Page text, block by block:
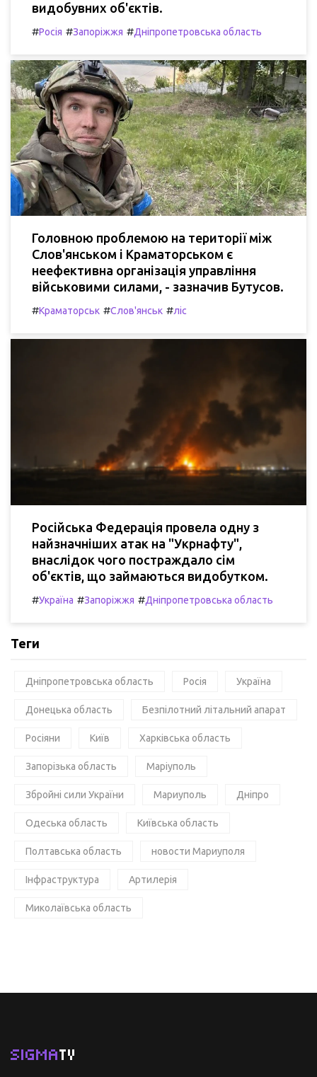
видобувних об'єктів.
#Росія #Запоріжжя #Дніпропетровська область
Головною проблемою на території між
Слов'янськом і Краматорськом є
неефективна організація управління
військовими силами, - зазначив Бутусов.
#Краматорськ #Слов'янськ #ліс
Російська Федерація провела одну з
найзначніших атак на "Укрнафту",
внаслідок чого постраждало сім
об'єктів, що займаються видобутком.
#Україна #Запоріжжя #Дніпропетровська область
Теги
Дніпропетровська область Росія Україна
Донецька область Безпілотний літальний апарат
Росіяни Київ Харківська область
Запорізька область Маріуполь
Збройні сили України Мариуполь Дніпро
Одеська область Київська область
Полтавська область новости Мариуполя
Інфраструктура Артилерія
Миколаївська область
SIGMATV